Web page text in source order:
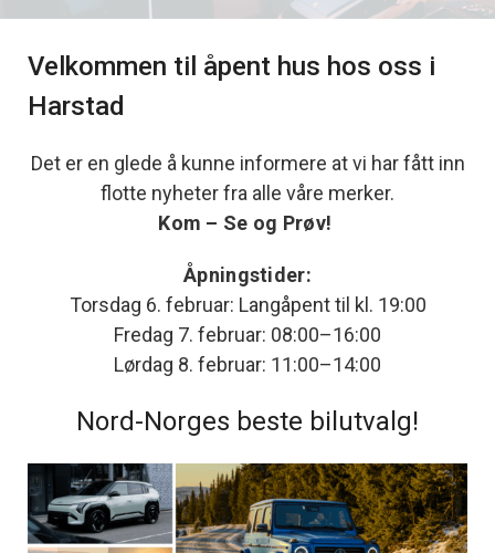
Velkommen til åpent hus hos oss i
Harstad
Det er en glede å kunne informere at vi har fått inn
flotte nyheter fra alle våre merker.
Kom – Se og Prøv!
Åpningstider:
Torsdag 6. februar: Langåpent til kl. 19:00
Fredag 7. februar: 08:00–16:00
Lørdag 8. februar: 11:00–14:00
Nord-Norges beste bilutvalg!